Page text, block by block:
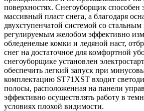
поверхностях. Снегоуборщик способен
массивный пласт снега, а благодаря
двухступенчатой системой со
регулируемым желобом эффективно
обледенелые комки и ледяной наст,
снег на достаточное для комфортной
снегоуборщике установлен
обеспечить легкий запуск при
комплектацию ST71XST входит
полосы, расположенная на панели
эффективно осуществлять работу в
условиях плохой видимости.